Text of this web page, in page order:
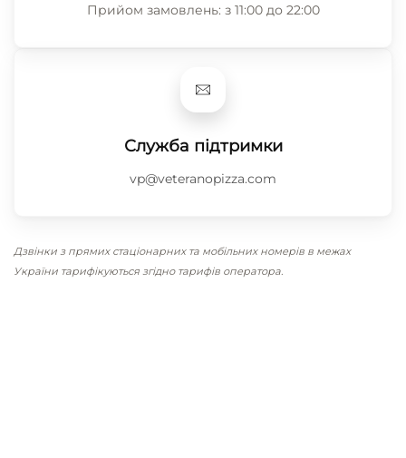
Прийом замовлень: з 11:00 до 22:00
Служба підтримки
vp@veteranopizza.com
Дзвінки з прямих стаціонарних та мобільних номерів в межах
України тарифікуються згідно тарифів оператора.